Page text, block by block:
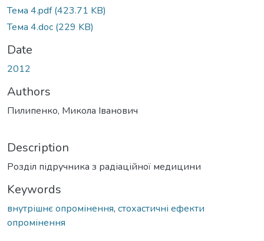
Тема 4.pdf(423.71 KB)
Тема 4.doc (229 KB)
Date
2012
Authors
Пилипенко, Микола Іванович
Description
Розділ підручника з радіаційної медицини
Keywords
внутрішнє опромінення, стохастичні ефекти
опромінення